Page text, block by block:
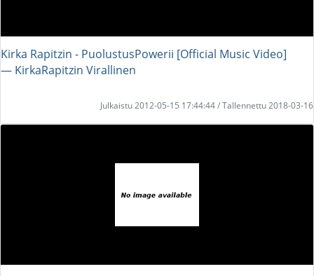
Kirka Rapitzin - PuolustusPowerii [Official Music Video]
― KirkaRapitzin Virallinen
Julkaistu 2012-05-15 17:44:44 / Tallennettu 2018-03-16